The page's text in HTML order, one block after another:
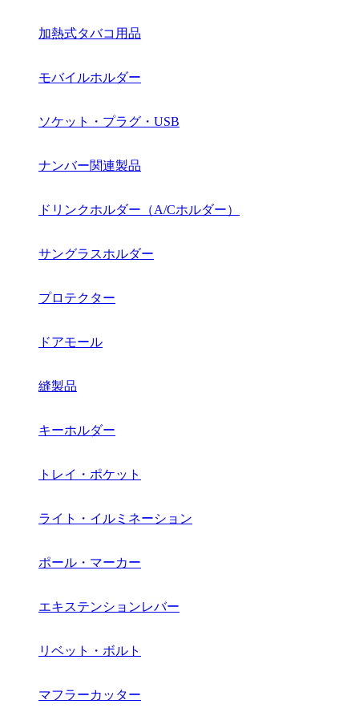
加熱式タバコ用品
モバイルホルダー
ソケット・プラグ・USB
ナンバー関連製品
ドリンクホルダー（A/Cホルダー）
サングラスホルダー
プロテクター
ドアモール
縫製品
キーホルダー
トレイ・ポケット
ライト・イルミネーション
ポール・マーカー
エキステンションレバー
リベット・ボルト
マフラーカッター